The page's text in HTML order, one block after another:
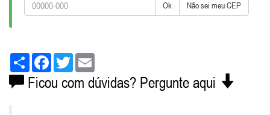
Ok Não sei meu CEP
Share FacebookTwitter
Ficou com dúvidas? Pergunte aqui